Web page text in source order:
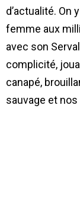
d’actualité.
femme aux
avec son
complicité,
canapé,
sauvage et